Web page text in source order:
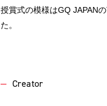
授賞式の模様はGQ JAPAN
た。
Creator